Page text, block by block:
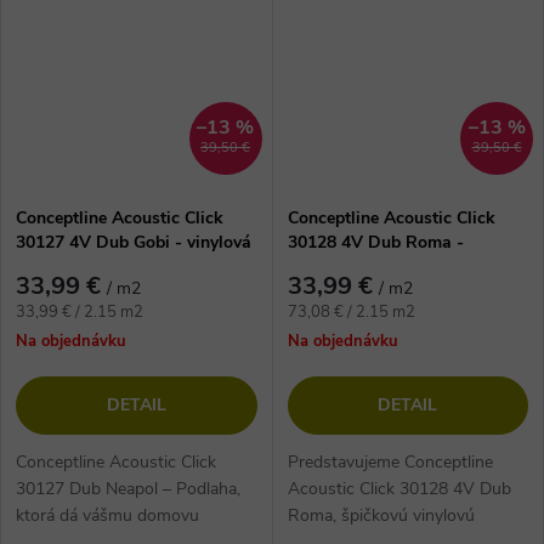
39,50 €
–13 %
Conceptline Acoustic Click
30127 4V Dub Gobi - vinylová
33,99 € / m2
Jednotková
cena:
33,99 € / 2.15 m2
Na objednávku
DETAIL
Conceptline Acoustic Click
30127 Dub Neapol – Podlaha,
ktorá dá vášmu domovu
39,50 €
–13 %
Conceptline Acoustic Click
30128 4V Dub Roma -
33,99 € / m2
Jednotková
cena:
73,08 € / 2.15 m2
Na objednávku
DETAIL
Predstavujeme Conceptline
Acoustic Click 30128 4V Dub
Roma, špičkovú vinylovú